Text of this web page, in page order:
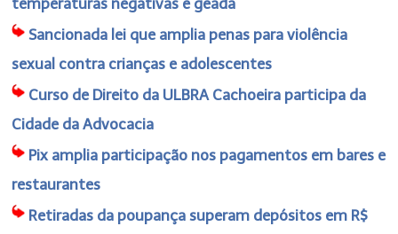
Sancionada lei que amplia penas para violência
sexual contra crianças e adolescentes
Curso de Direito da ULBRA Cachoeira participa da
Cidade da Advocacia
Pix amplia participação nos pagamentos em bares e
restaurantes
Retiradas da poupança superam depósitos em R$